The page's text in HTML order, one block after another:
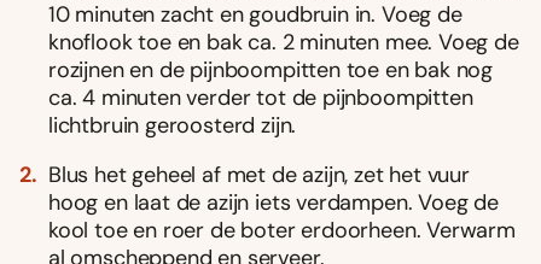
10 minuten zacht en goudbruin in. Voeg de
knoflook toe en bak ca. 2 minuten mee. Voeg de
rozijnen en de pijnboompitten toe en bak nog
ca. 4 minuten verder tot de pijnboompitten
lichtbruin geroosterd zijn.
Blus het geheel af met de azijn, zet het vuur
hoog en laat de azijn iets verdampen. Voeg de
kool toe en roer de boter erdoorheen. Verwarm
al omscheppend en serveer.